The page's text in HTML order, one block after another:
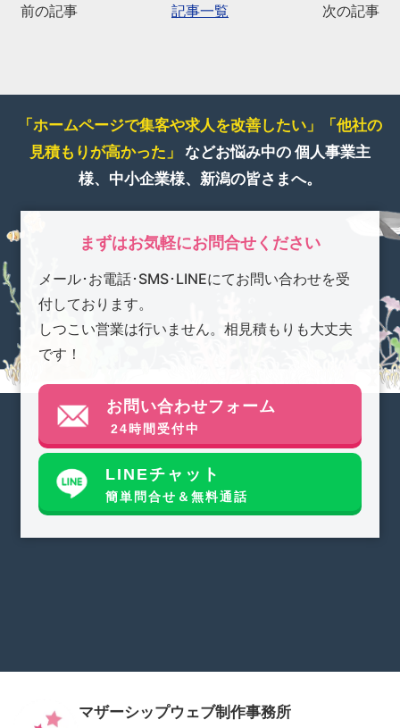
前の記事 記事一覧 次の記事
「ホームページで集客や求人を改善したい」
「他社の
見積もりが高かった」 などお悩み中の 個人事業主
様、中小企業様、新潟の皆さまへ。
まずはお気軽にお問合せください
メール･お電話･SMS･LINEにてお問い合わせを受
付しております。
しつこい営業は行いません。相見積もりも大丈夫
です！
お問い合わせフォーム
24時間受付中
LINEチャット
簡単問合せ＆無料通話
マザーシップウェブ制作事務所